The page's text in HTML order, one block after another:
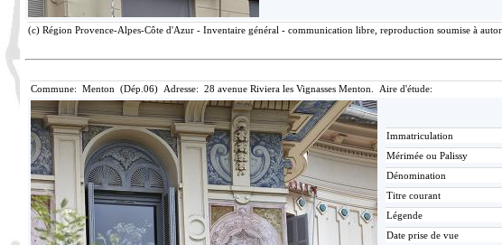
(c) Région Provence-Alpes-Côte d'Azur - Inventaire général - communication libre, reproduction soumise à
Commune: Menton (Dép.06) Adresse: 28 avenue Riviera les Vignasses Menton. Aire d'étude:
Immatriculation
Mérimée ou Palissy
Dénomination
Titre courant
Légende
Date prise de vue